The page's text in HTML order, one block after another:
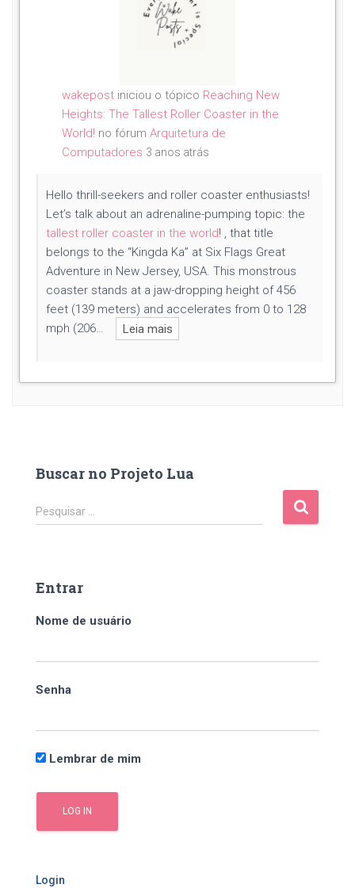
wakepostiniciou o tópico Reaching New
Heights: The Tallest Roller Coaster in the
World! no fórum Arquitetura de
Computadores 3 anos atrás
Hello thrill-seekers and roller coaster enthusiasts!
Let’s talk about an adrenaline-pumping topic: the
tallest roller coaster in the world! , that title
belongs to the “Kingda Ka” at Six Flags Great
Adventure in New Jersey, USA. This monstrous
coaster stands at a jaw-dropping height of 456
feet (139 meters) and accelerates from 0 to 128
mph (206…
Leia mais
Buscar no Projeto Lua
P
e
i
a
p
r
Pesquisar …
Entrar
Nome de usuário
Senha
Lembrar de mim
Login